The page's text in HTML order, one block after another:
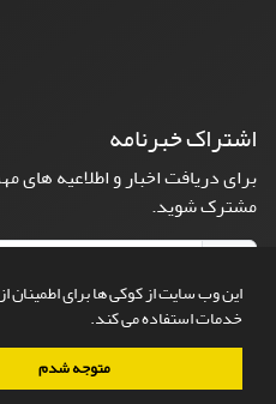
این وب سایت از کوکی ها برای اطمینان
خدمات استفاده می کند.
متوجه شدم
اشتراک خبرنامه
برای دریافت اخبار و اطلاعیه های
مشترک شوید.